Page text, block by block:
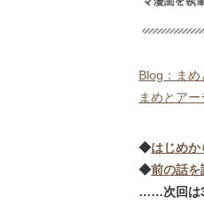
Blog：まめ
まめとア
◆はじめか
◆前の話を
……次回は3